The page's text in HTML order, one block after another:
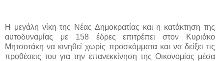
Η μεγάλη νίκη της Νέας Δημοκρατίας και η κατάκτηση της
αυτοδυναμίας με 158 έδρες επιτρέπει στον Κυριάκο
Μητσοτάκη να κινηθεί χωρίς προσκόμματα και να δείξει τις
προθέσεις του για την επανεκκίνηση της Οικονομίας μέσα